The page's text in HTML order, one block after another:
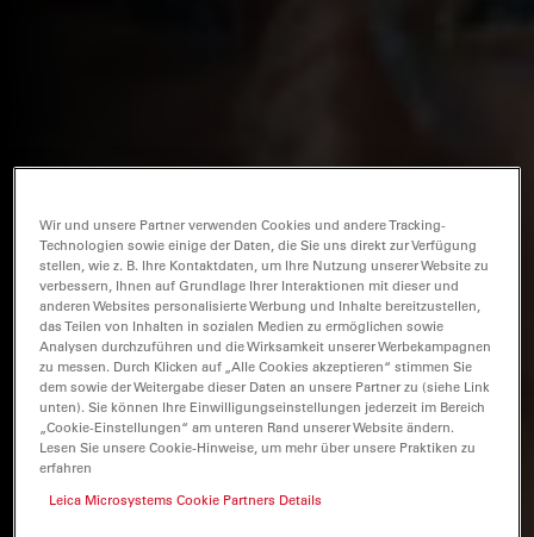
Wir und unsere Partner verwenden Cookies und andere Tracking-
Technologien sowie einige der Daten, die Sie uns direkt zur Verfügung
stellen, wie z. B. Ihre Kontaktdaten, um Ihre Nutzung unserer Website zu
verbessern, Ihnen auf Grundlage Ihrer Interaktionen mit dieser und
anderen Websites personalisierte Werbung und Inhalte bereitzustellen,
das Teilen von Inhalten in sozialen Medien zu ermöglichen sowie
Analysen durchzuführen und die Wirksamkeit unserer Werbekampagnen
zu messen. Durch Klicken auf „Alle Cookies akzeptieren“ stimmen Sie
dem sowie der Weitergabe dieser Daten an unsere Partner zu (siehe Link
unten). Sie können Ihre Einwilligungseinstellungen jederzeit im Bereich
„Cookie-Einstellungen“ am unteren Rand unserer Website ändern.
Lesen Sie unsere Cookie-Hinweise, um mehr über unsere Praktiken zu
erfahren
Leica Microsystems Cookie Partners Details